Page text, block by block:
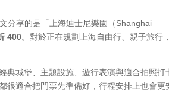
分享的是「上海迪士尼樂園（Shanghai
400。對於正在規劃上海自由行、親子旅行
典城堡、主題設施、遊行表演與適合拍照打
很適合把門票先準備好，行程安排上也會更